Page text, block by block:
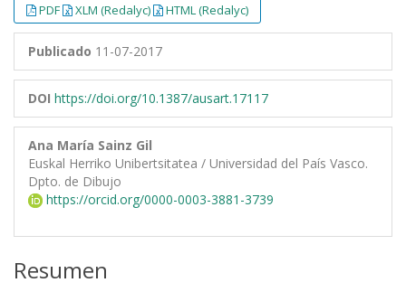
PDF XLM (Redalyc) HTML (Redalyc)
Publicado 11-07-2017
DOI https://doi.org/10.1387/ausart.17117
Ana María Sainz Gil
Euskal Herriko Unibertsitatea / Universidad del País Vasco.
Dpto. de Dibujo
https://orcid.org/0000-0003-3881-3739
Resumen